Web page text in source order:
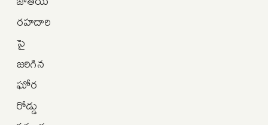
రహదారి
పై
జరిగిన
ఘోర
రోడ్డు